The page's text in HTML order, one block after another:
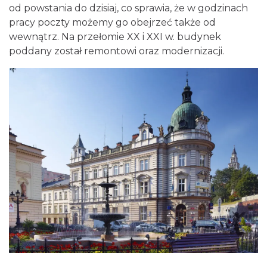
od powstania do dzisiaj, co sprawia, że w godzinach
pracy poczty możemy go obejrzeć także od
wewnątrz. Na przełomie XX i XXI w. budynek
poddany został remontowi oraz modernizacji.